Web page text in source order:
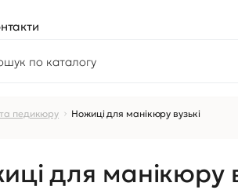
педикюру Ножиці для манікюру вузькі
для манікюру